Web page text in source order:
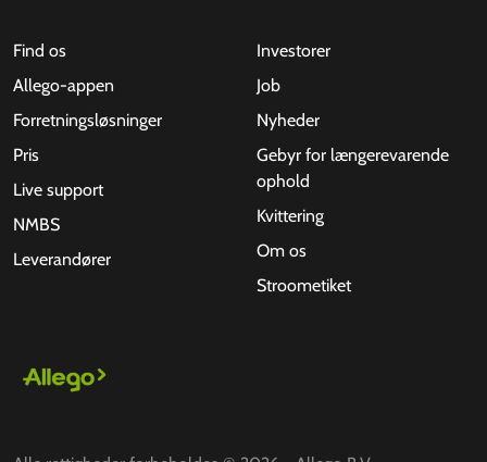
Find os
Allego-appen
Forretningsløsninger
Pris
Live support
NMBS
Leverandører
Investorer
Job
Nyheder
Gebyr for længerevarende
ophold
Kvittering
Om os
Stroometiket